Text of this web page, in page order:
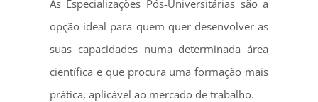
As Especializações Pós-Universitárias são a
opção ideal para quem quer desenvolver as
suas capacidades numa determinada área
científica e que procura uma formação mais
prática, aplicável ao mercado de trabalho.